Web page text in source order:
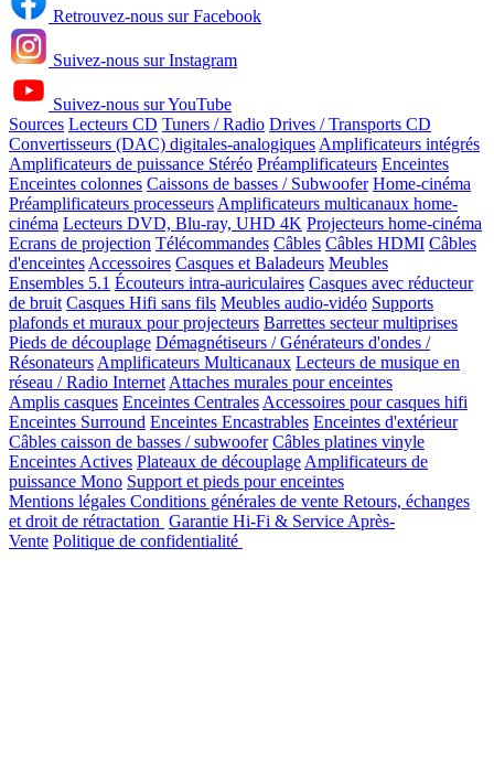
Retrouvez-nous sur Facebook
Suivez-nous sur Instagram
Suivez-nous sur YouTube
Sources Lecteurs CD Tuners / Radio Drives / Transports CD
Convertisseurs (DAC) digitales-analogiques Amplificateurs intégrés
Amplificateurs de puissance Stéréo Préamplificateurs Enceintes
Enceintes colonnes Caissons de basses / Subwoofer Home-cinéma
Préamplificateurs processeurs Amplificateurs multicanaux home-
cinéma Lecteurs DVD, Blu-ray, UHD 4K Projecteurs home-cinéma
Ecrans de projection Télécommandes Câbles Câbles HDMI Câbles
d'enceintes Accessoires Casques et Baladeurs Meubles
Ensembles 5.1 Écouteurs intra-auriculaires Casques avec réducteur
de bruit Casques Hifi sans fils Meubles audio-vidéo Supports
plafonds et muraux pour projecteurs Barrettes secteur multiprises
Pieds de découplage Démagnétiseurs / Générateurs d'ondes /
Résonateurs Amplificateurs Multicanaux Lecteurs de musique en
réseau / Radio Internet Attaches murales pour enceintes
Amplis casques Enceintes Centrales Accessoires pour casques hifi
Enceintes Surround Enceintes Encastrables Enceintes d'extérieur
Câbles caisson de basses / subwoofer Câbles platines vinyle
Enceintes Actives Plateaux de découplage Amplificateurs de
puissance Mono Support et pieds pour enceintes
Mentions légales Conditions générales de vente Retours, échanges
et droit de rétractation Garantie Hi-Fi & Service Après-
Vente Politique de confidentialité